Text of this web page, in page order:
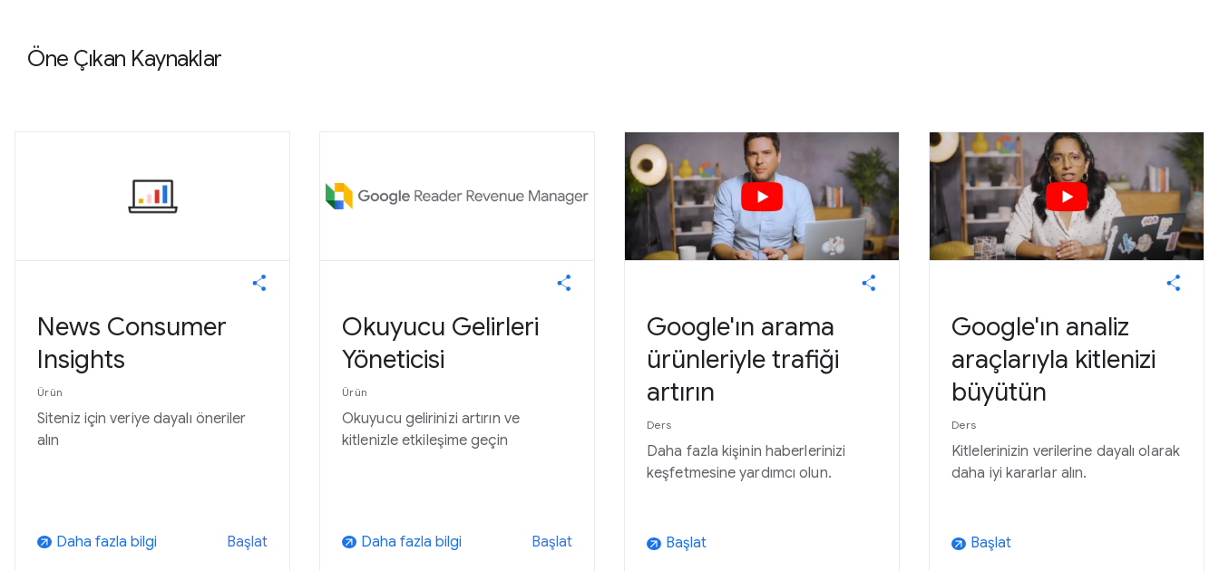
Öne Çıkan Kaynaklar
News Consumer
Insights
Ürün
Siteniz için veriye dayalı öneriler
alın
arrow_outward Daha fazla bilgi Başlat
Okuyucu Gelirleri
Yöneticisi
Ürün
Okuyucu gelirinizi artırın ve
kitlenizle etkileşime geçin
arrow_outward Daha fazla bilgi Başlat
Google'ın arama
ürünleriyle trafiği
artırın
Ders
Daha fazla kişinin haberlerinizi
keşfetmesine yardımcı olun.
arrow_outward Başlat
Google'ın analiz
araçlarıyla kitlenizi
büyütün
Ders
Kitlelerinizin verilerine dayalı olarak
daha iyi kararlar alın.
arrow_outward Başlat